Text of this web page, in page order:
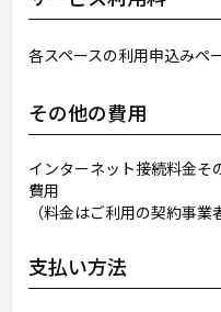
各スペースの利用申込みペ
その他の費用
インターネット接続料金そ
費用
（料金はご利用の契約事業
支払い方法